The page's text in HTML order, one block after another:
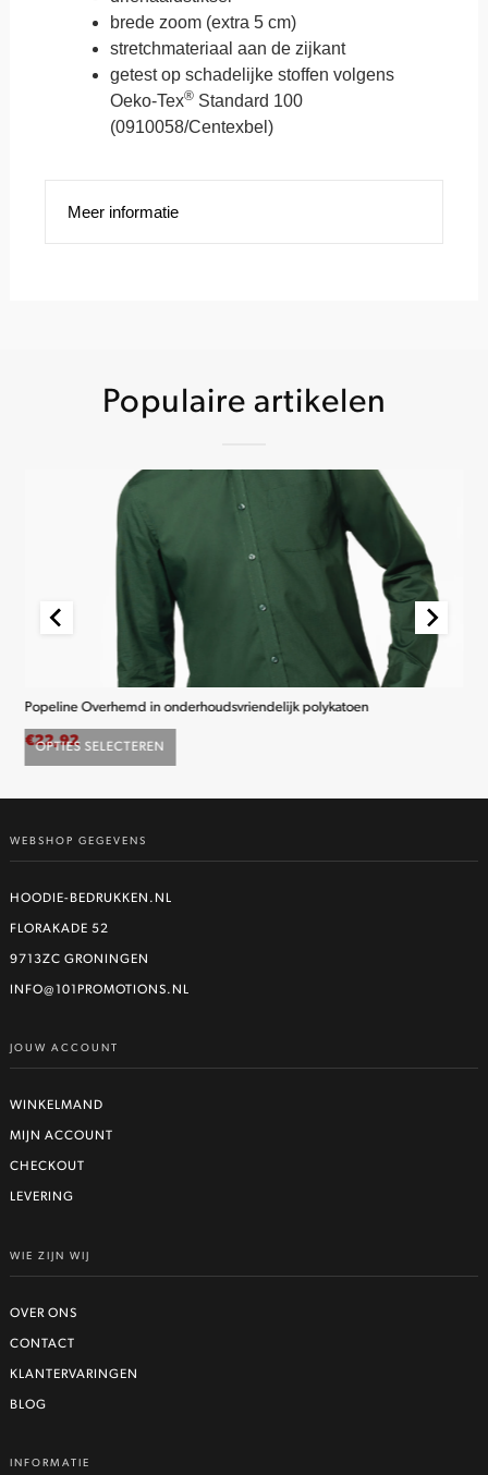
brede zoom (extra 5 cm)
stretchmateriaal aan de zijkant
getest op schadelijke stoffen volgens
Oeko-Tex®Standard 100
(0910058/Centexbel)
Meer informatie
Populaire artikelen
OPTIES SELECTEREN
product
meerdere
Deze
optie
gekozen
worden
Popeline Overhemd in onderhoudsvriendelijk polykatoen
€22,92
WEBSHOP GEGEVENS
HOODIE-BEDRUKKEN.NL
FLORAKADE 52
9713ZC GRONINGEN
INFO@101PROMOTIONS.NL
JOUW ACCOUNT
WINKELMAND
MIJN ACCOUNT
CHECKOUT
LEVERING
WIE ZIJN WIJ
OVER ONS
CONTACT
KLANTERVARINGEN
BLOG
INFORMATIE